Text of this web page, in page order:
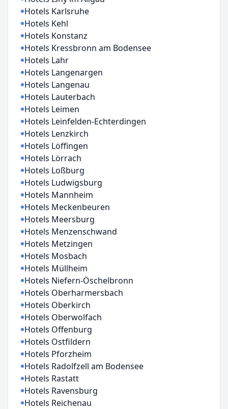
Hotels Karlsruhe
Hotels Kehl
Hotels Konstanz
Hotels Kressbronn am Bodensee
Hotels Lahr
Hotels Langenargen
Hotels Langenau
Hotels Lauterbach
Hotels Leimen
Hotels Leinfelden-Echterdingen
Hotels Lenzkirch
Hotels Löffingen
Hotels Lörrach
Hotels Loßburg
Hotels Ludwigsburg
Hotels Mannheim
Hotels Meckenbeuren
Hotels Meersburg
Hotels Menzenschwand
Hotels Metzingen
Hotels Mosbach
Hotels Müllheim
Hotels Niefern-Öschelbronn
Hotels Oberharmersbach
Hotels Oberkirch
Hotels Oberwolfach
Hotels Offenburg
Hotels Ostfildern
Hotels Pforzheim
Hotels Radolfzell am Bodensee
Hotels Rastatt
Hotels Ravensburg
Hotels Reichenau